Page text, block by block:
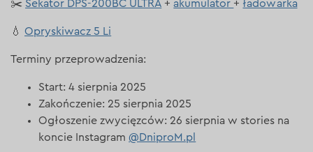
✂️ Sekator DPS-200BC ULTRA +akumulator + ładowarka
💧Opryskiwacz 5 Li
Terminy przeprowadzenia:
Start: 4 sierpnia 2025
Zakończenie: 25 sierpnia 2025
Ogłoszenie zwycięzców: 26 sierpnia w stories na
koncie Instagram@DniproM.pl